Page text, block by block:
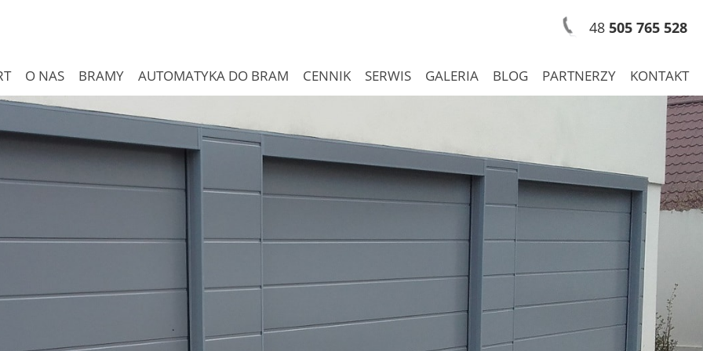
48 505 765 528
O NAS BRAMY AUTOMATYKA DO BRAM CENNIK SERWIS GALERIA BLOG PARTNERZY KONTAKT